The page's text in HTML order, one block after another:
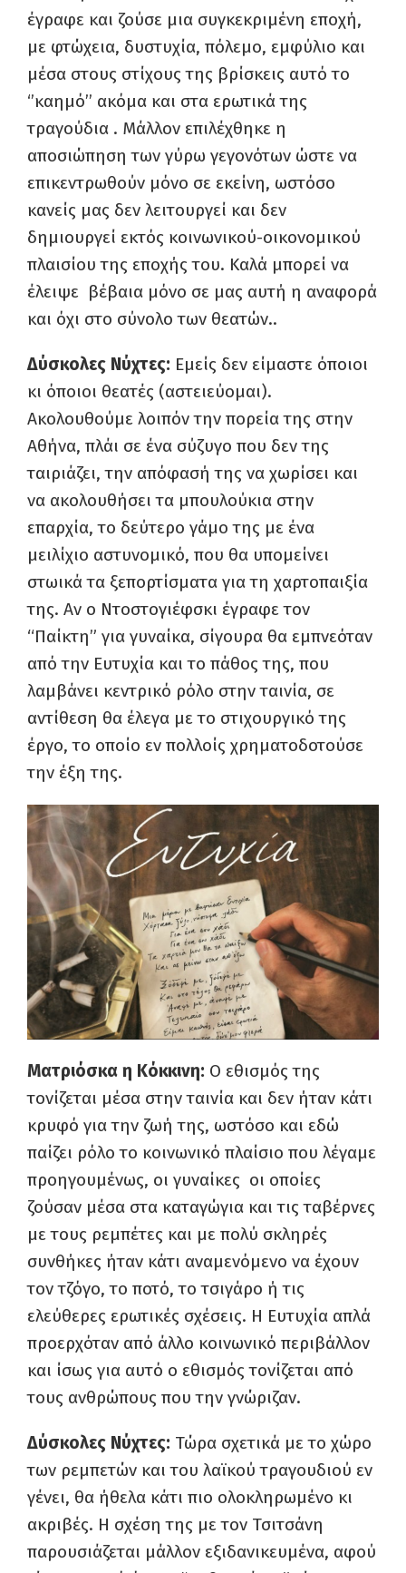
έγραφε και ζούσε μια συγκεκριμένη εποχή,
με φτώχεια, δυστυχία, πόλεμο, εμφύλιο και
μέσα στους στίχους της βρίσκεις αυτό το
‘’καημό’’ ακόμα και στα ερωτικά της
τραγούδια . Μάλλον επιλέχθηκε η
αποσιώπηση των γύρω γεγονότων ώστε να
επικεντρωθούν μόνο σε εκείνη, ωστόσο
κανείς μας δεν λειτουργεί και δεν
δημιουργεί εκτός κοινωνικού-οικονομικού
πλαισίου της εποχής του. Καλά μπορεί να
έλειψε βέβαια μόνο σε μας αυτή η αναφορά
και όχι στο σύνολο των θεατών..
Δύσκολες Νύχτες: Εμείς δεν είμαστε όποιοι
κι όποιοι θεατές (αστειεύομαι).
Ακολουθούμε λοιπόν την πορεία της στην
Αθήνα, πλάι σε ένα σύζυγο που δεν της
ταιριάζει, την απόφασή της να χωρίσει και
να ακολουθήσει τα μπουλούκια στην
επαρχία, το δεύτερο γάμο της με ένα
μειλίχιο αστυνομικό, που θα υπομείνει
στωικά τα ξεπορτίσματα για τη χαρτοπαιξία
της. Αν ο Ντοστογιέφσκι έγραφε τον
“Παίκτη” για γυναίκα, σίγουρα θα εμπνεόταν
από την Ευτυχία και το πάθος της, που
λαμβάνει κεντρικό ρόλο στην ταινία, σε
αντίθεση θα έλεγα με το στιχουργικό της
έργο, το οποίο εν πολλοίς χρηματοδοτούσε
την έξη της.
Ματριόσκα η Κόκκινη: Ο εθισμός της
τονίζεται μέσα στην ταινία και δεν ήταν κάτι
κρυφό για την ζωή της, ωστόσο και εδώ
παίζει ρόλο το κοινωνικό πλαίσιο που λέγαμε
προηγουμένως, οι γυναίκες οι οποίες
ζούσαν μέσα στα καταγώγια και τις ταβέρνες
με τους ρεμπέτες και με πολύ σκληρές
συνθήκες ήταν κάτι αναμενόμενο να έχουν
τον τζόγο, το ποτό, το τσιγάρο ή τις
ελεύθερες ερωτικές σχέσεις. Η Ευτυχία απλά
προερχόταν από άλλο κοινωνικό περιβάλλον
και ίσως για αυτό ο εθισμός τονίζεται από
τους ανθρώπους που την γνώριζαν.
Δύσκολες Νύχτες: Τώρα σχετικά με το χώρο
των ρεμπετών και του λαϊκού τραγουδιού εν
γένει, θα ήθελα κάτι πιο ολοκληρωμένο κι
ακριβές. Η σχέση της με τον Τσιτσάνη
παρουσιάζεται μάλλον εξιδανικευμένα, αφού